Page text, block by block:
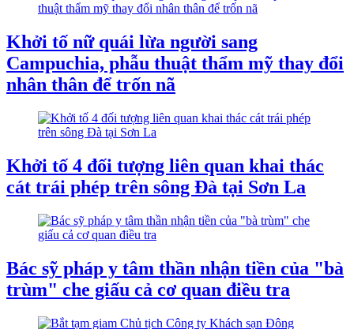
Khởi tố nữ quái lừa người sang
Campuchia, phẫu thuật thẩm mỹ thay đổi
nhân thân để trốn nã
Khởi tố 4 đối tượng liên quan khai thác
cát trái phép trên sông Đà tại Sơn La
Bác sỹ pháp y tâm thần nhận tiền của "bà
trùm" che giấu cả cơ quan điều tra